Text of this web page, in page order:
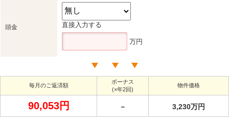
頭金 直接入力する
万円
毎月のご返済額
ボーナス
(×年2回)
物件価格
90,053円 － 3,230万円